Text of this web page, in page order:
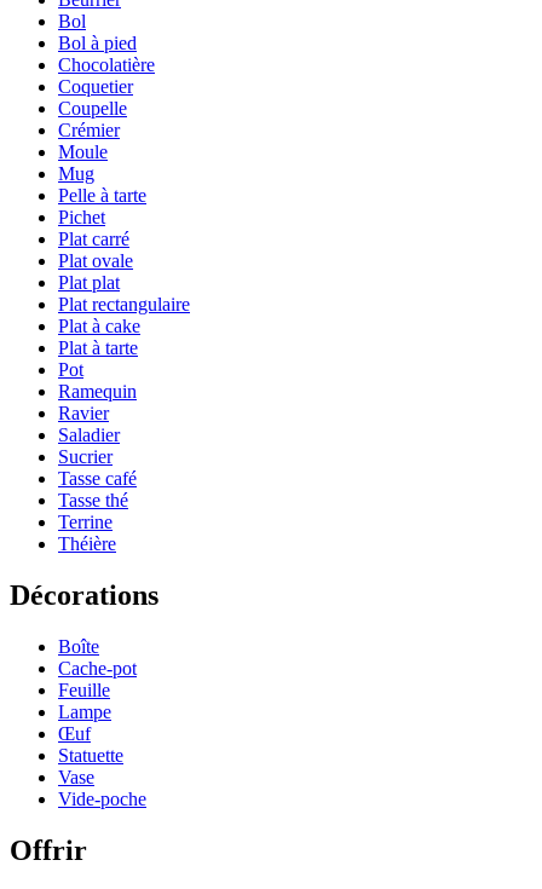
Bol
Bol à pied
Chocolatière
Coquetier
Coupelle
Crémier
Moule
Mug
Pelle à tarte
Pichet
Plat carré
Plat ovale
Plat plat
Plat rectangulaire
Plat à cake
Plat à tarte
Pot
Ramequin
Ravier
Saladier
Sucrier
Tasse café
Tasse thé
Terrine
Théière
Décorations
Boîte
Cache-pot
Feuille
Lampe
Œuf
Statuette
Vase
Vide-poche
Offrir